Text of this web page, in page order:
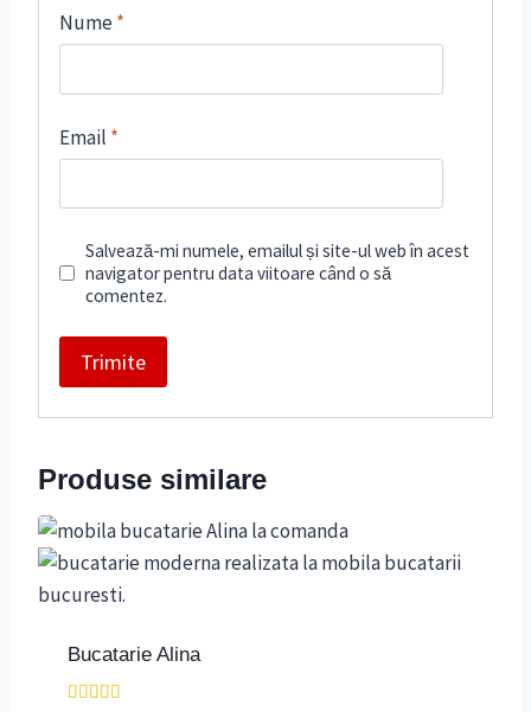
Nume*
Email *
Salvează-mi numele, emailul și site-ul web în acest
navigator pentru data viitoare când o să
comentez.
Produse similare
Bucatarie Alina